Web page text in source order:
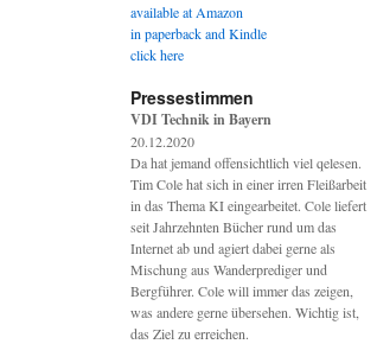
available at Amazon
in paperback and Kindle
click here
Pressestimmen
VDI Technik in Bayern
20.12.2020
Da hat jemand offensichtlich viel qelesen.
Tim Cole hat sich in einer irren Fleißarbeit
in das Thema KI eingearbeitet. Cole liefert
seit Jahrzehnten Bücher rund um das
Internet ab und agiert dabei gerne als
Mischung aus Wanderprediger und
Bergführer. Cole will immer das zeigen,
was andere gerne übersehen. Wichtig ist,
das Ziel zu erreichen.